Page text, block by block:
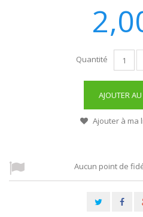
Quantité
AJOUTER
Ajouter à ma
Aucun point de